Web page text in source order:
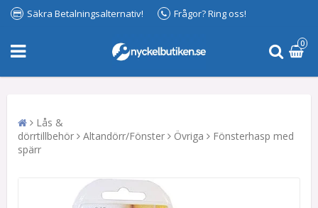
Säkra Betalningsalternativ! Frågor? Ring oss!
0
Lås &
dörrtillbehör
Altandörr/Fönster Övriga
Fönsterhasp med
spärr